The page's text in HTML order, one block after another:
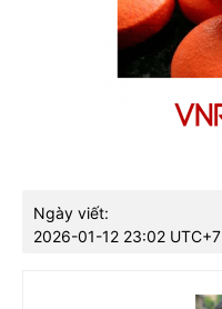
Ngày viết:
2026-01-12 23:02 UTC+7